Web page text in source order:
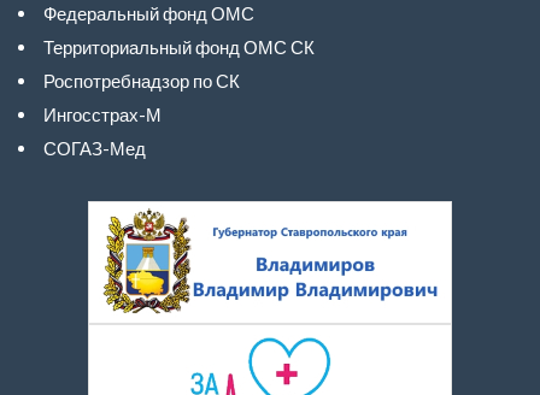
Федеральный фонд ОМС
Территориальный фонд ОМС СК
Роспотребнадзор по СК
Ингосстрах-М
СОГАЗ-Мед